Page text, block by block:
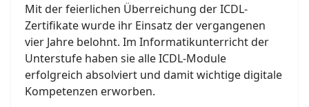
Mit der feierlichen Überreichung der ICDL-
Zertifikate wurde ihr Einsatz der vergangenen
vier Jahre belohnt. Im Informatikunterricht der
Unterstufe haben sie alle ICDL-Module
erfolgreich absolviert und damit wichtige digitale
Kompetenzen erworben.